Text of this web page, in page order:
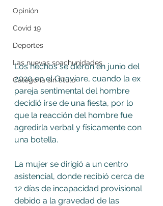
Opinión
Covid 19
Deportes
Las nuevas soachunidades
Categoría sin título
Los hechos se dieron en junio del
2020 en el Guaviare, cuando la ex
pareja sentimental del hombre
decidió irse de una fiesta, por lo
que la reacción del hombre fue
agredirla verbal y físicamente con
una botella.
La mujer se dirigió a un centro
asistencial, donde recibió cerca de
12 días de incapacidad provisional
debido a la gravedad de las